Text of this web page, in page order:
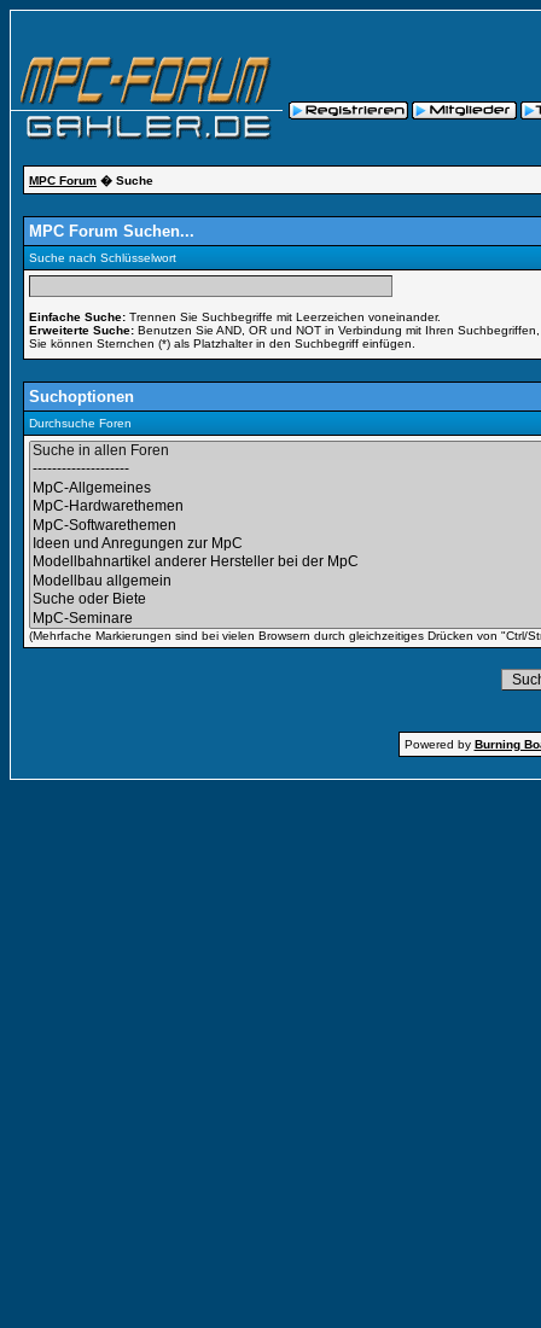
MPC Forum � Suche
MPC Forum Suchen...
Suche nach Schlüsselwort
Einfache Suche: Trennen Sie Suchbegriffe mit Leerzeichen voneinander.
Erweiterte Suche: Benutzen Sie AND, OR und NOT in Verbindung mit Ihren
Sie können Sternchen (*) als Platzhalter in den Suchbegriff einfügen.
Suchoptionen
Durchsuche Foren
(Mehrfache Markierungen sind bei vielen Browsern durch gleichzeitiges Drücken von "Ctrl/
Powered by Burning